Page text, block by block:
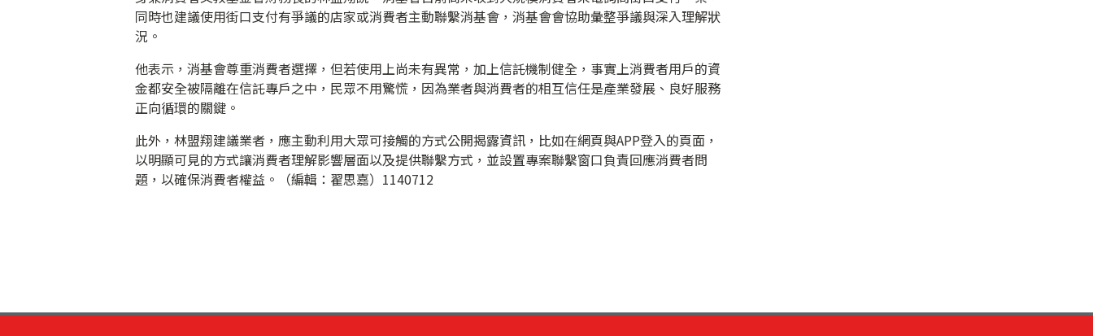
同時也建議使用街口支付有爭議的店家或消費者主動聯繫消基會，消基會會協助彙整爭議與深入理解狀
況。
他表示，消基會尊重消費者選擇，但若使用上尚未有異常，加上信託機制健全，事實上消費者用戶的資
金都安全被隔離在信託專戶之中，民眾不用驚慌，因為業者與消費者的相互信任是產業發展、良好服務
正向循環的關鍵。
此外，林盟翔建議業者，應主動利用大眾可接觸的方式公開揭露資訊，比如在網頁與APP登入的頁面，
以明顯可見的方式讓消費者理解影響層面以及提供聯繫方式，並設置專案聯繫窗口負責回應消費者問
題，以確保消費者權益。（編輯：翟思嘉）1140712